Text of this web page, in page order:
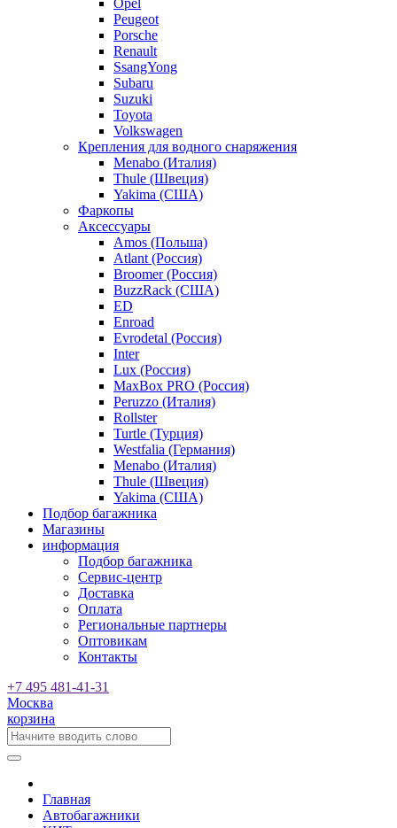
Opel
Peugeot
Porsche
Renault
SsangYong
Subaru
Suzuki
Toyota
Volkswagen
Крепления для водного снаряжения
Menabo (Италия)
Thule (Швеция)
Yakima (США)
Фаркопы
Аксессуары
Amos (Польша)
Atlant (Россия)
Broomer (Россия)
BuzzRack (США)
ED
Enroad
Evrodetal (Россия)
Inter
Lux (Россия)
MaxBox PRO (Россия)
Peruzzo (Италия)
Rollster
Turtle (Турция)
Westfalia (Германия)
Menabo (Италия)
Thule (Швеция)
Yakima (США)
Подбор багажника
Магазины
информация
Подбор багажника
Сервис-центр
Доставка
Оплата
Региональные партнеры
Оптовикам
Контакты
+7 495 481-41-31
Москва
корзина
Главная
Автобагажники